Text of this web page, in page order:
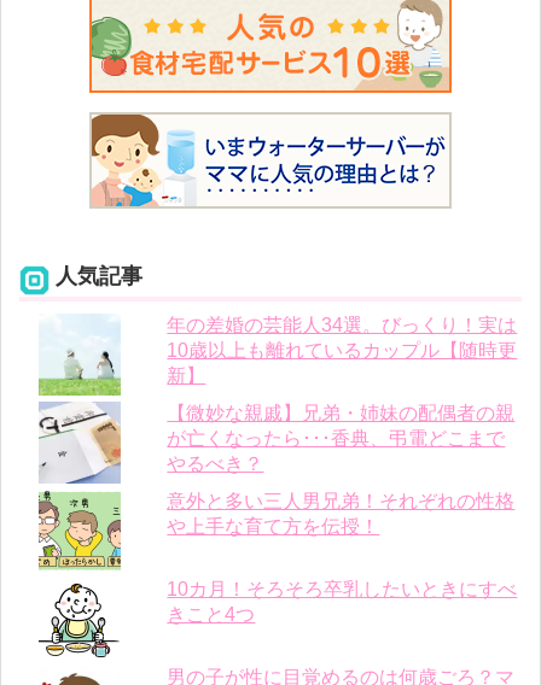
人気記事
年の差婚の芸能人34選。びっくり！実は
10歳以上も離れているカップル【随時更
新】
【微妙な親戚】兄弟・姉妹の配偶者の親
が亡くなったら･･･香典、弔電どこまで
やるべき？
意外と多い三人男兄弟！それぞれの性格
や上手な育て方を伝授！
10カ月！そろそろ卒乳したいときにすべ
きこと4つ
男の子が性に目覚めるのは何歳ごろ？マ